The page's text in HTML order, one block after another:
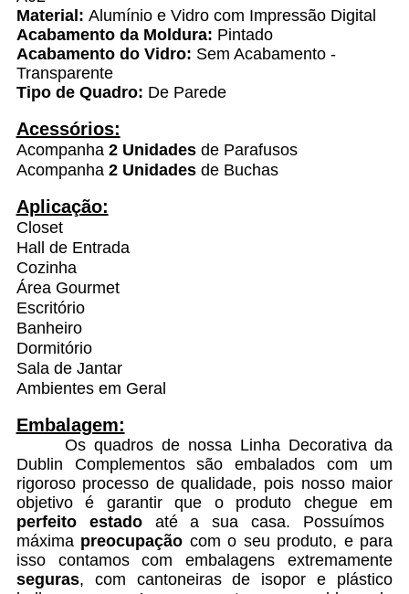
Material: Alumínio e Vidro com Impressão Digital
Acabamento da Moldura: Pintado
Acabamento do Vidro: Sem Acabamento -
Transparente
Tipo de Quadro: De Parede
Acessórios:
Acompanha 2 Unidades de Parafusos
Acompanha 2 Unidadesde Buchas
Aplicação:
Closet
Hall de Entrada
Cozinha
Área Gourmet
Escritório
Banheiro
Dormitório
Sala de Jantar
Ambientes em Geral
Embalagem:
Os quadros de nossa Linha Decorativa da
Dublin Complementos são embalados com um
rigoroso processo de qualidade, pois nosso maior
objetivo é garantir que o produto chegue em
perfeito estado até a sua casa. Possuímos
máxima preocupação com o seu produto, e para
isso contamos com embalagens extremamente
seguras, com cantoneiras de isopor e plástico